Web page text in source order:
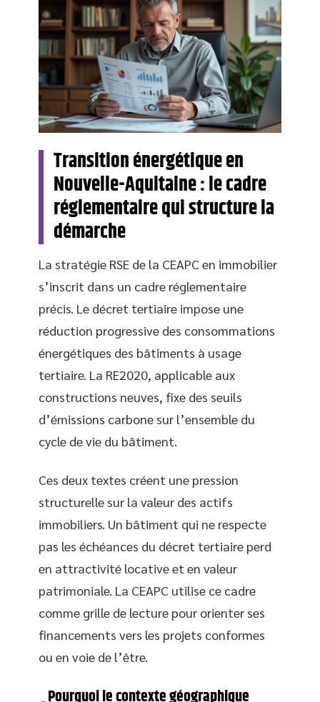
Transition énergétique en
Nouvelle-Aquitaine : le cadre
réglementaire qui structure la
démarche
La stratégie RSE de la CEAPC en immobilier
s’inscrit dans un cadre réglementaire
précis. Le décret tertiaire impose une
réduction progressive des consommations
énergétiques des bâtiments à usage
tertiaire. La RE2020, applicable aux
constructions neuves, fixe des seuils
d’émissions carbone sur l’ensemble du
cycle de vie du bâtiment.
Ces deux textes créent une pression
structurelle sur la valeur des actifs
immobiliers. Un bâtiment qui ne respecte
pas les échéances du décret tertiaire perd
en attractivité locative et en valeur
patrimoniale. La CEAPC utilise ce cadre
comme grille de lecture pour orienter ses
financements vers les projets conformes
ou en voie de l’être.
Pourquoi le contexte géographique